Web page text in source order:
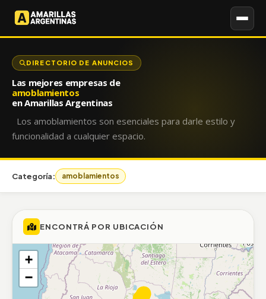
DIRECTORIO DE ANUNCIOS
Las mejores empresas de
amoblamientos
en Amarillas Argentinas
Los amoblamientos son esenciales para darle estilo y
funcionalidad a cualquier espacio.
Categoría: amoblamientos
ENCONTRÁ POR UBICACIÓN
+
−